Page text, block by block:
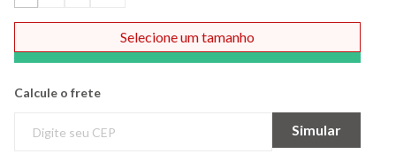
Comprar
Selecione um tamanho
Calcule o frete
Simular